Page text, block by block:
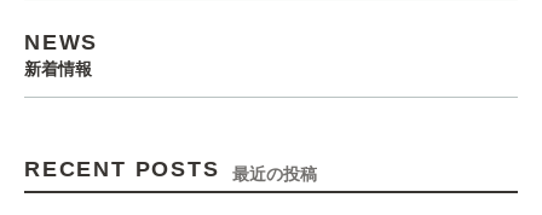
NEWS
新着情報
RECENT POSTS 最近の投稿